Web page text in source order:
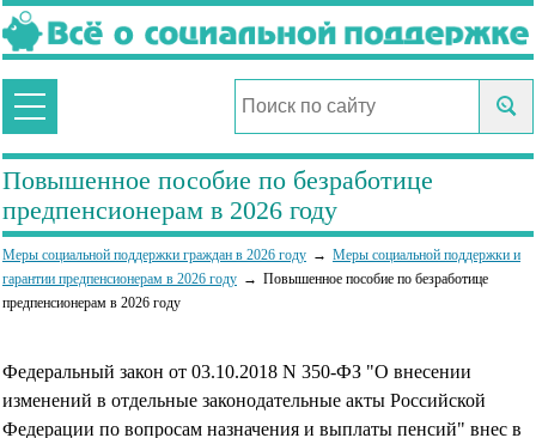
Повышенное пособие по безработице
предпенсионерам в 2026 году
Меры социальной поддержки граждан в 2026 году
Меры социальной поддержки и
гарантии предпенсионерам в 2026 году
Повышенное пособие по безработице
предпенсионерам в 2026 году
Федеральный закон от 03.10.2018 N 350-ФЗ "О внесении
изменений в отдельные законодательные акты Российской
Федерации по вопросам назначения и выплаты пенсий" внес в